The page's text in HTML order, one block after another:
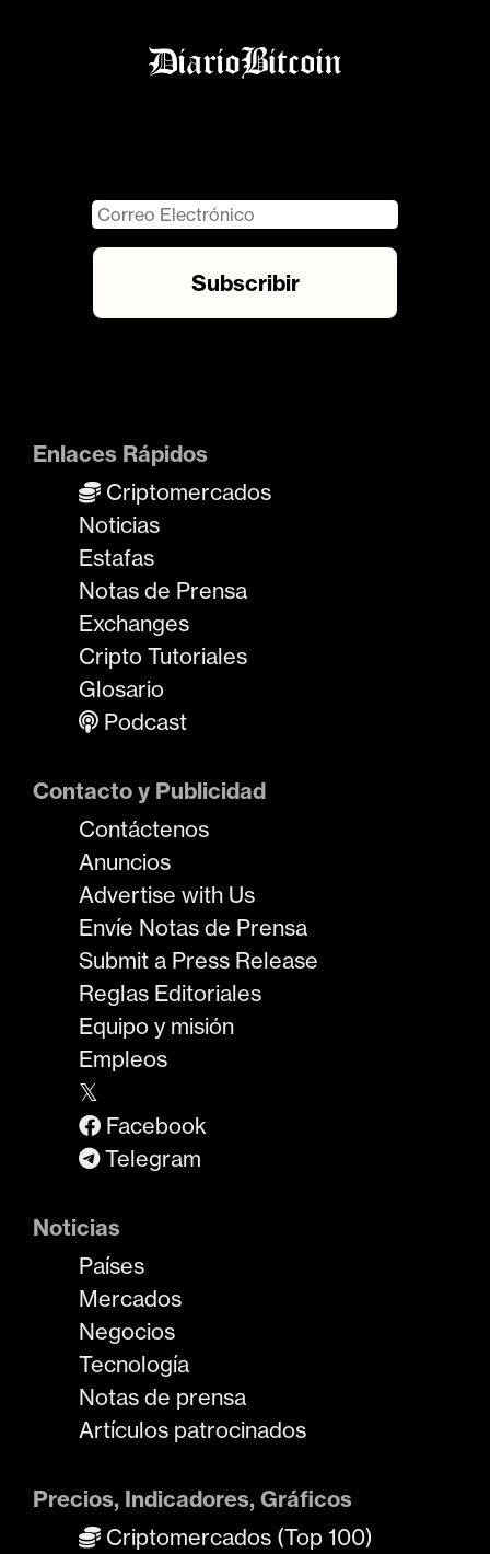
Enlaces Rápidos
Criptomercados
Noticias
Estafas
Notas de Prensa
Exchanges
Cripto Tutoriales
Glosario
Podcast
Contacto y Publicidad
Contáctenos
Anuncios
Advertise with Us
Envíe Notas de Prensa
Submit a Press Release
Reglas Editoriales
Equipo y misión
Empleos
𝕏
Facebook
Telegram
Noticias
Países
Mercados
Negocios
Tecnología
Notas de prensa
Artículos patrocinados
Precios, Indicadores, Gráficos
Criptomercados (Top 100)